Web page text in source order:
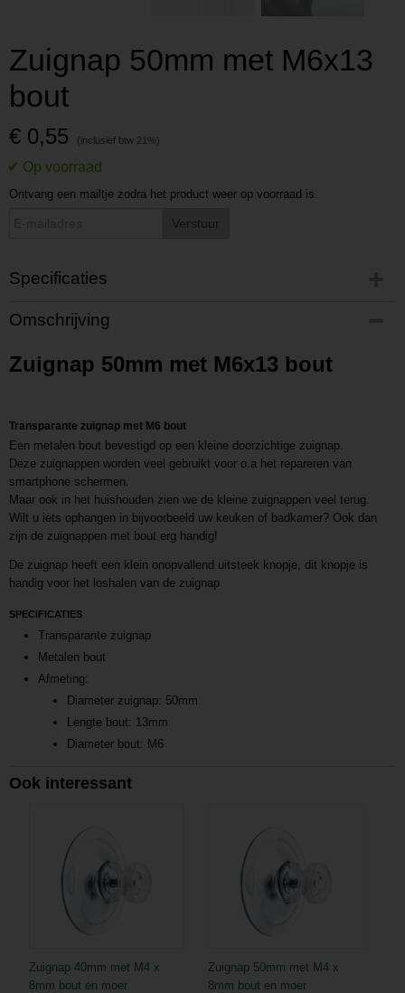
Zuignap 50mm met M6x13
bout
€ 0,55
Ontvang een mailtje zodra het product weer op voorraad is.
Verstuur
Specificaties
Productcode
P202009030937
L202009030937
Omschrijving
Zuignap 50mm met M6x13 bout
Transparante zuignap met M6 bout
Een metalen bout bevestigd op een kleine doorzichtige zuignap.
Deze zuignappen worden veel gebruikt voor o.a het repareren van
smartphone schermen.
Maar ook in het huishouden zien we de kleine zuignappen veel terug.
Wilt u iets ophangen in bijvoorbeeld uw keuken of badkamer? Ook dan
zijn de zuignappen met bout erg handig!
De zuignap heeft een klein onopvallend uitsteek knopje, dit knopje is
handig voor het loshalen van de zuignap
SPECIFICATIES
Transparante zuignap
Metalen bout
Afmeting:
Diameter zuignap: 50mm
Lengte bout: 13mm
Diameter bout: M6
Ook interessant
Zuignap 40mm met M4 x
8mm bout en moer
Zuignap 50mm met M4 x
8mm bout en moer